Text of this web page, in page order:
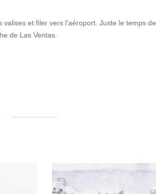
et filer vers l’aéroport. Juste le temps de
de Las Ventas.